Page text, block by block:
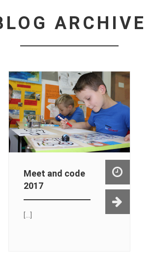
ARCHIVE
Meet and code
2017